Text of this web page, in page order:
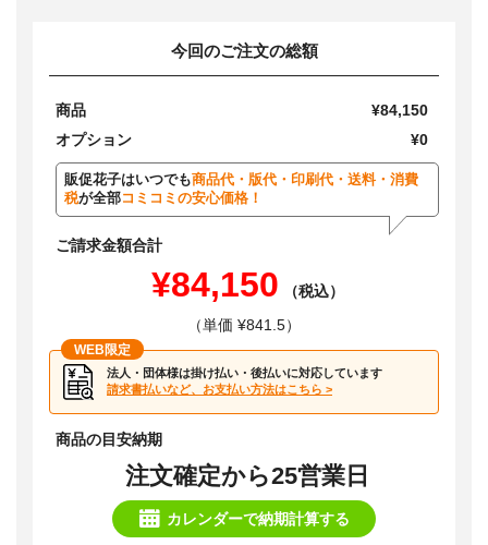
今回のご注文の総額
商品
¥84,150
オプション
¥0
販促花子はいつでも商品代・版代・印刷代・送料・消費
税が全部コミコミの安心価格！
ご請求金額合計
¥84,150
（税込）
（単価 ¥841.5）
WEB限定
法人・団体様は掛け払い・後払いに対応しています
請求書払いなど、お支払い方法はこちら >
商品の目安納期
注文確定から25営業日
カレンダーで納期計算する